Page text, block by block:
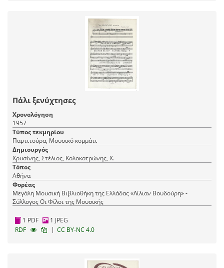
Πάλι ξενύχτησες
Χρονολόγηση
1957
Τύπος τεκμηρίου
Παρτιτούρα, Μουσικό κομμάτι
Δημιουργός
Χρυσίνης, Στέλιος, Κολοκοτρώνης, Χ.
Τόπος
Αθήνα
Φορέας
Μεγάλη Μουσική Βιβλιοθήκη της Ελλάδας «Λίλιαν Βουδούρη» -
Σύλλογος Οι Φίλοι της Μουσικής
1 PDF
1 JPEG
RDF
| CC BY-NC 4.0